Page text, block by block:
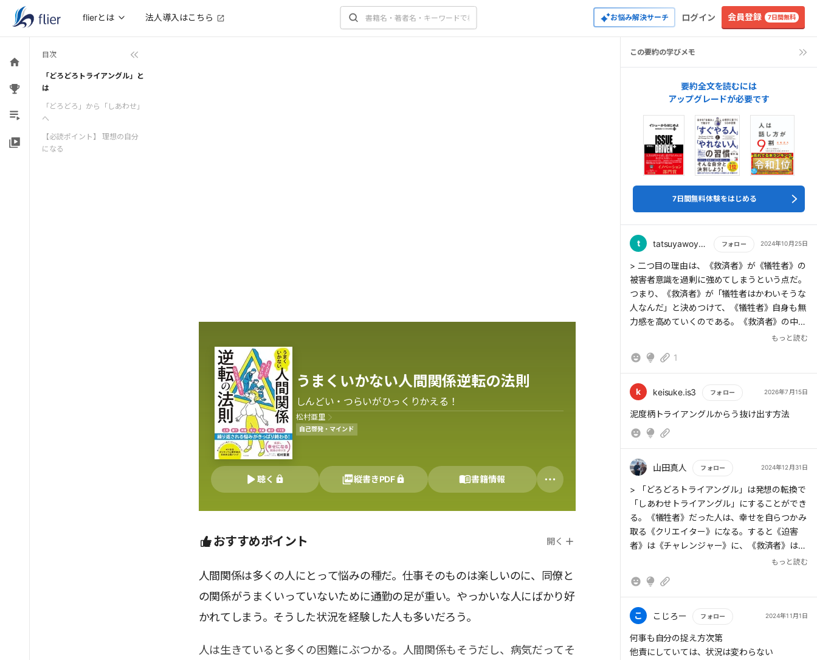
flierとは 法人導入はこちら お悩み解決サーチ ログイン 会員登録 7日間無料
目次
「どろどろトライアングル」と
は
「どろどろ」から「しあわせ」
へ
【必読ポイント】 理想の自分
になる
うまくいかない人間関係逆転の法則
しんどい・つらいがひっくりかえる！
松村亜里
自己啓発・マインド
聴く 縦書きPDF 書籍情報
おすすめポイント 開く
人間関係は多くの人にとって悩みの種だ。仕事そのものは楽しいのに、同僚と
の関係がうまくいっていないために通勤の足が重い。やっかいな人にばかり好
かれてしまう。そうした状況を経験した人も多いだろう。
人は生きていると多くの困難にぶつかる。人間関係もそうだし、病気だってそ
この要約の学びメモ
要約全文を読むには
アップグレードが必要です
7日間無料体験をはじめる
t tatsuyawoyoroshiku フォロー 2024年10月25日
もっと読む
> 二つ目の理由は、《救済者》が《犠牲者》の
被害者意識を過剰に強めてしまうという点だ。
つまり、《救済者》が「犠牲者はかわいそうな
人なんだ」と決めつけて、《犠牲者》自身も無
力感を高めていくのである。《救済者》の中核
にあるのは「深い無価値感」であり、誰かを助
> 人生は後悔と反省の連続だ。振り返れば「あ
のとき、こうしておけばよかった」と思うこと
もあるだろう。しかし、それは選択を誤ったわ
けでなく、そのときは最善を選んでいたはず
だ。だから自分を責める必要はなく、むしろ褒
めるべきなのである。
> 人を助けることは、やりようによっては相手
りたいと考えていても、思ったような成果が上
チ》になろうとするとよい
もっと読む
1
k keisuke.is3 フォロー 2026年7月15日
もっと読む
泥度柄トライアングルからう抜け出す方法
山田真人 フォロー 2024年12月31日
もっと読む
> 「どろどろトライアングル」は発想の転換で
「しあわせトライアングル」にすることができ
る。《犠牲者》だった人は、幸せを自らつかみ
取る《クリエイター》になる。すると《迫害
者》は《チャレンジャー》に、《救済者》は
《コーチ》になり、お互いを成長させる関係へ
もっと読む
こ こじろー フォロー 2024年11月1日
もっと読む
何事も自分の捉え方次第
他責にしていては、状況は変わらない